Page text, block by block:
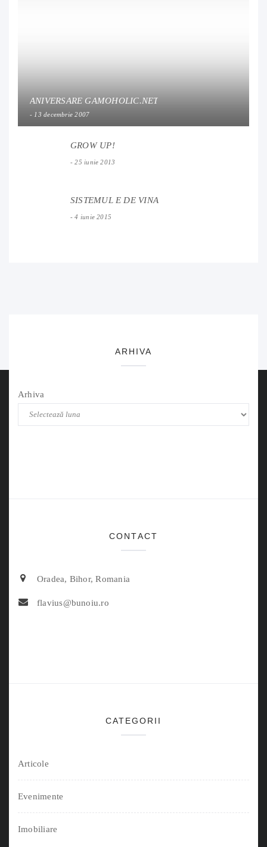
ANIVERSARE GAMOHOLIC.NET
13 decembrie 2007
GROW UP!
25 iunie 2013
SISTEMUL E DE VINA
4 iunie 2015
ARHIVA
Arhiva
CONTACT
Oradea, Bihor, Romania
flavius@bunoiu.ro
CATEGORII
Articole
Evenimente
Imobiliare